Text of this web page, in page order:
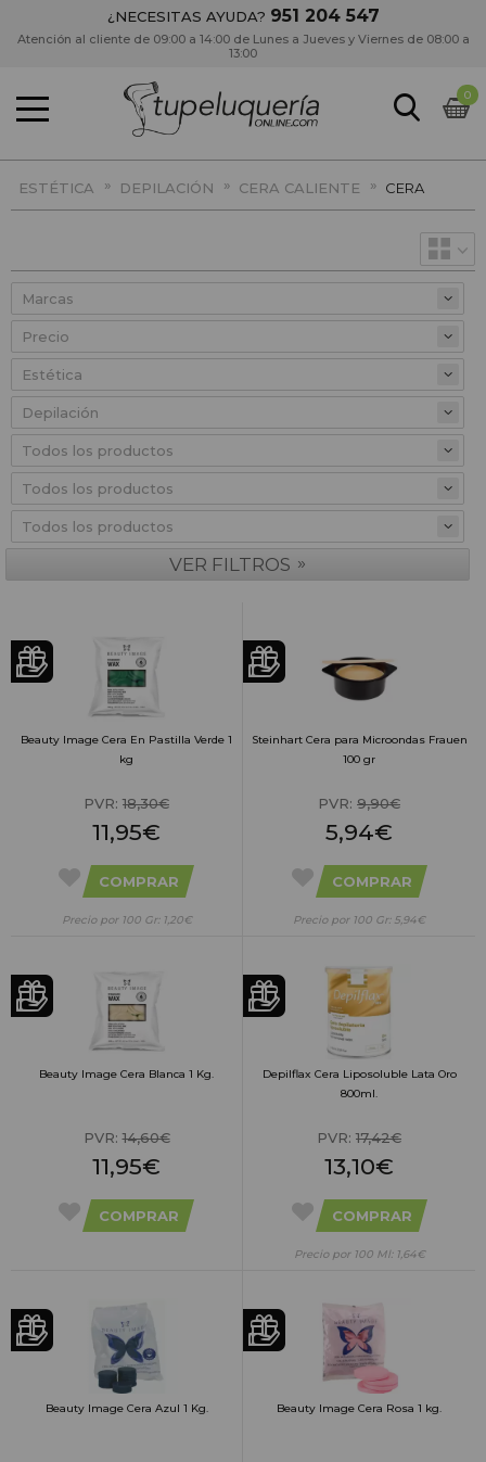
¿NECESITAS AYUDA? 951 204 547
Atención al cliente de 09:00 a 14:00 de Lunes a Jueves y Viernes de 08:00 a
13:00
0
ESTÉTICA » DEPILACIÓN » CERA CALIENTE » CERA
Precio
VER FILTROS »
Beauty Image Cera En Pastilla Verde 1
kg
PVR: 18,30€
11,95€
COMPRAR
Precio por 100 Gr: 1,20€
Steinhart Cera para Microondas Frauen
100 gr
PVR: 9,90€
5,94€
COMPRAR
Precio por 100 Gr: 5,94€
Beauty Image Cera Blanca 1 Kg.
PVR:14,60€
11,95€
COMPRAR
Depilflax Cera Liposoluble Lata Oro
800ml.
PVR: 17,42€
13,10€
COMPRAR
Precio por 100 Ml: 1,64€
Beauty Image Cera Azul 1 Kg. Beauty Image Cera Rosa 1 kg.